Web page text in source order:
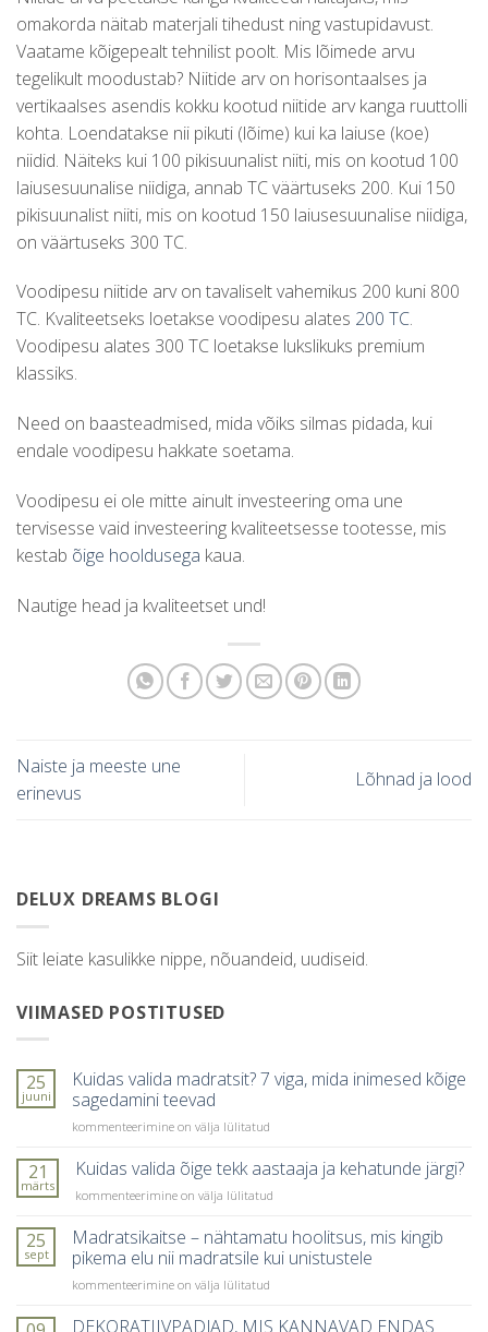
omakorda näitab materjali tihedust ning vastupidavust.
Vaatame kõigepealt tehnilist poolt. Mis lõimede arvu
tegelikult moodustab? Niitide arv on horisontaalses ja
vertikaalses asendis kokku kootud niitide arv kanga ruuttolli
kohta. Loendatakse nii pikuti (lõime) kui ka laiuse (koe)
niidid. Näiteks kui 100 pikisuunalist niiti, mis on kootud 100
laiusesuunalise niidiga, annab TC väärtuseks 200. Kui 150
pikisuunalist niiti, mis on kootud 150 laiusesuunalise niidiga,
on väärtuseks 300 TC.
Voodipesu niitide arv on tavaliselt vahemikus 200 kuni 800
TC. Kvaliteetseks loetakse voodipesu alates 200 TC.
Voodipesu alates 300 TC loetakse lukslikuks premium
klassiks.
Need on baasteadmised, mida võiks silmas pidada, kui
endale voodipesu hakkate soetama.
Voodipesu ei ole mitte ainult investeering oma une
tervisesse vaid investeering kvaliteetsesse tootesse, mis
kestab õige hooldusega kaua.
Nautige head ja kvaliteetset und!
Naiste ja meeste une
erinevus
Lõhnad ja lood
DELUX DREAMS BLOGI
Siit leiate kasulikke nippe, nõuandeid, uudiseid.
VIIMASED POSTITUSED
25
juuni
Kuidas valida madratsit? 7 viga, mida inimesed kõige
sagedamini teevad
Kuidas
madratsit?
viga,
inimesed
kõige
sagedamini
teevad
kommenteerimine on välja lülitatud
21
märts
Kuidas valida õige tekk aastaaja ja kehatunde järgi?
Kuidas
õige
tekk
aastaaja
ja
järgi?
kommenteerimine on välja lülitatud
25
sept
Madratsikaitse – nähtamatu hoolitsus, mis kingib
pikema elu nii madratsile kui unistustele
Madratsikaitse
nähtamatu
kommenteerimine on välja lülitatud
DEKORATIIVPADJAD, MIS KANNAVAD ENDAS